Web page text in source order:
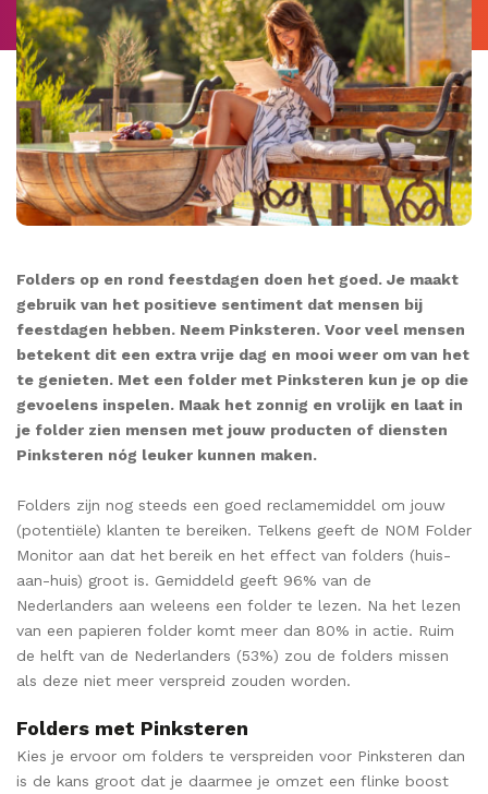
Folders op en rond feestdagen doen het goed. Je maakt
gebruik van het positieve sentiment dat mensen bij
feestdagen hebben. Neem Pinksteren. Voor veel mensen
betekent dit een extra vrije dag en mooi weer om van het
te genieten. Met een folder met Pinksteren kun je op die
gevoelens inspelen. Maak het zonnig en vrolijk en laat in
je folder zien mensen met jouw producten of diensten
Pinksteren nóg leuker kunnen maken.
Folders zijn nog steeds een goed reclamemiddel om jouw
(potentiële) klanten te bereiken. Telkens geeft de NOM Folder
Monitor aan dat het bereik en het effect van folders (huis-
aan-huis) groot is. Gemiddeld geeft 96% van de
Nederlanders aan weleens een folder te lezen. Na het lezen
van een papieren folder komt meer dan 80% in actie. Ruim
de helft van de Nederlanders (53%) zou de folders missen
als deze niet meer verspreid zouden worden.
Folders met Pinksteren
Kies je ervoor om folders te verspreiden voor Pinksteren dan
is de kans groot dat je daarmee je omzet een flinke boost